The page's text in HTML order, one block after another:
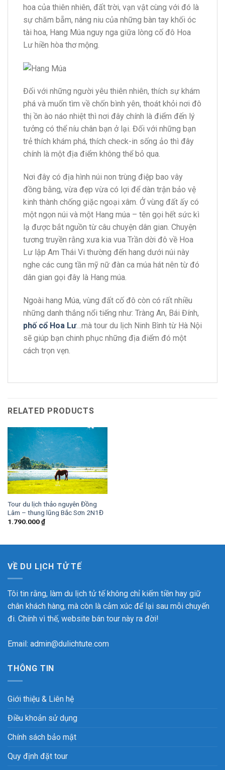
hoa của thiên nhiên, đất trời, vạn vật cùng với đó là
sự chăm bẵm, nâng niu của những bàn tay khối óc
tài hoa, Hang Múa nguy nga giữa lòng cố đô Hoa
Lư hiền hòa thơ mộng.
Đối với những người yêu thiên nhiên, thích sự khám
phá và muốn tìm về chốn bình yên, thoát khỏi nơi đô
thị ồn ào náo nhiệt thì nơi đây chính là điểm đến lý
tưởng có thể níu chân bạn ở lại. Đối với những bạn
trẻ thích khám phá, thích check-in sống ảo thì đây
chính là một địa điểm không thể bỏ qua.
Nơi đây có địa hình núi non trùng điệp bao vây
đồng bằng, vừa đẹp vừa có lợi để dàn trận bảo vệ
kinh thành chống giặc ngoại xâm. Ở vùng đất ấy có
một ngọn núi và một Hang múa – tên gọi hết sức kì
lạ được bắt nguồn từ câu chuyện dân gian. Chuyện
tương truyền rằng xưa kia vua Trần dời đô về Hoa
Lư lập Am Thái Vi thường đến hang dưới núi này
nghe các cung tần mỹ nữ đàn ca múa hát nên từ đó
dân gian gọi đây là Hang múa.
Ngoài hang Múa, vùng đất cố đô còn có rất nhiều
những danh thắng nổi tiếng như: Tràng An, Bái Đính,
phố cổ Hoa Lư…mà tour du lịch Ninh Bình từ Hà Nội
sẽ giúp bạn chinh phục những địa điểm đó một
cách trọn vẹn.
RELATED PRODUCTS
Tour du lịch thảo nguyên Đồng
Lâm – thung lũng Bắc Sơn 2N1Đ
1.790.000₫
VỀ DU LỊCH TỬ TẾ
Tôi tin rằng, làm du lịch tử tế không chỉ kiếm tiền hay giữ
chân khách hàng, mà còn là cảm xúc để lại sau mỗi chuyến
đi. Chính vì thế, website bán tour này ra đời!
Email: admin@dulichtute.com
THÔNG TIN
Giới thiệu & Liên hệ
Điều khoản sử dụng
Chính sách bảo mật
Quy định đặt tour